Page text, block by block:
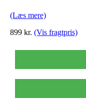
(Læs mere)
899 kr. (Vis fragtpris)